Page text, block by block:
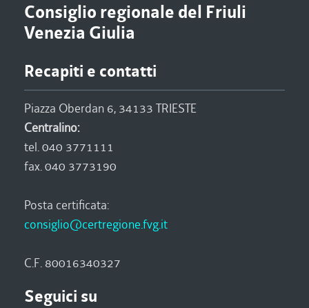
Consiglio regionale del Friuli
Venezia Giulia
Recapiti e contatti
Piazza Oberdan 6, 34133 TRIESTE
Centralino:
tel. 040 3771111
fax. 040 3773190
Posta certificata:
consiglio@certregione.fvg.it
C.F. 80016340327
Seguici su